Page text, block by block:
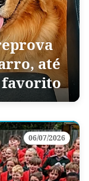
até
06/07/2026